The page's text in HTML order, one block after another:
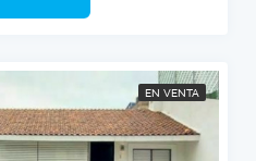
EN VENTA